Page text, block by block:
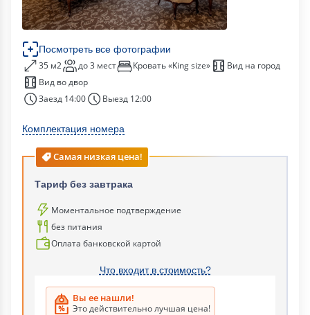
Посмотреть все фотографии
35 м2 до 3 мест Кровать «King size»
Вид на город
Вид во двор
Заезд 14:00
Выезд 12:00
Комплектация номера
Самая низкая цена!
Тариф без завтрака
Моментальное подтверждение
без питания
Оплата банковской картой
Что входит в стоимость?
Вы ее нашли!
Это действительно лучшая цена!